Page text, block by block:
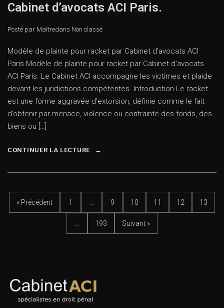
Cabinet d’avocats ACI Paris.
Posté par Maîtredans Non classé
Modèle de plainte pour racket par Cabinet d’avocats ACI
Paris Modèle de plainte pour racket par Cabinet d’avocats
ACI Paris. Le Cabinet ACI accompagne les victimes et plaide
devant les juridictions compétentes. Introduction Le racket
est une forme aggravée d’extorsion, définie comme le fait
d’obtenir par menace, violence ou contrainte des fonds, des
biens ou […]
CONTINUER LA LECTURE
« Précédent 1 9 10 11 12 13
193 Suivant »